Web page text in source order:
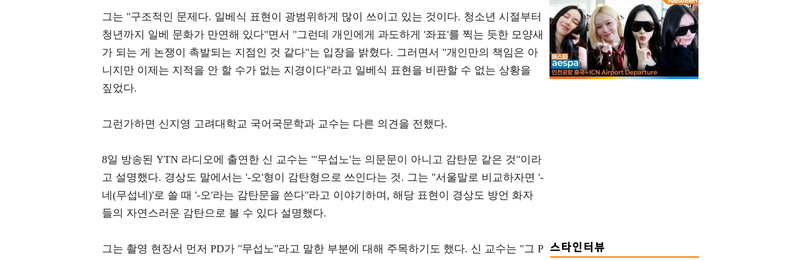
그는 "구조적인 문제다. 일베식 표현이 광범위하게 많이 쓰이고 있는 것이다. 청소년 시절부터
청년까지 일베 문화가 만연해 있다"면서 "그런데 개인에게 과도하게 '좌표'를 찍는 듯한 모양새
가 되는 게 논쟁이 촉발되는 지점인 것 같다"는 입장을 밝혔다. 그러면서 "개인만의 책임은 아
니지만 이제는 지적을 안 할 수가 없는 지경이다"라고 일베식 표현을 비판할 수 없는 상황을
짚었다.
그런가하면 신지영 고려대학교 국어국문학과 교수는 다른 의견을 전했다.
8일 방송된 YTN 라디오에 출연한 신 교수는 "'무섭노'는 의문문이 아니고 감탄문 같은 것"이라
고 설명했다. 경상도 말에서는 '-오'형이 감탄형으로 쓰인다는 것. 그는 "서울말로 비교하자면 '-
네(무섭네)'로 쓸 때 '-오'라는 감탄문을 쓴다"라고 이야기하며, 해당 표현이 경상도 방언 화자
들의 자연스러운 감탄으로 볼 수 있다 설명했다.
그는 촬영 현장서 먼저 PD가 "무섭노"라고 말한 부분에 대해 주목하기도 했다. 신 교수는 "그 P